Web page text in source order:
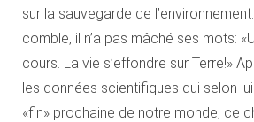
sur la sauvegarde de
comble, il n’a pas mâché ses mots:
cours. La vie s’effondre sur Terre!»
les données scientifiques qui selon
«fin» prochaine de notre monde, ce